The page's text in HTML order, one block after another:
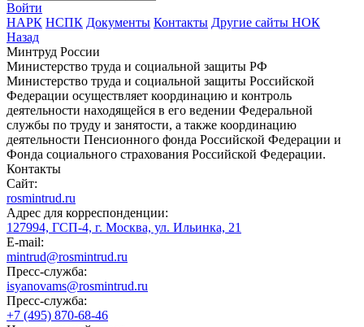
Войти
НАРК НСПК Документы Контакты Другие сайты НОК
Назад
Минтруд России
Министерство труда и социальной защиты РФ
Министерство труда и социальной защиты Российской
Федерации осуществляет координацию и контроль
деятельности находящейся в его ведении Федеральной
службы по труду и занятости, а также координацию
деятельности Пенсионного фонда Российской Федерации и
Фонда социального страхования Российской Федерации.
Контакты
Сайт:
rosmintrud.ru
Адрес для корреспонденции:
127994, ГСП-4, г. Москва, ул. Ильинка, 21
E-mail:
mintrud@rosmintrud.ru
Пресс-служба:
isyanovams@rosmintrud.ru
Пресс-служба:
+7 (495) 870-68-46